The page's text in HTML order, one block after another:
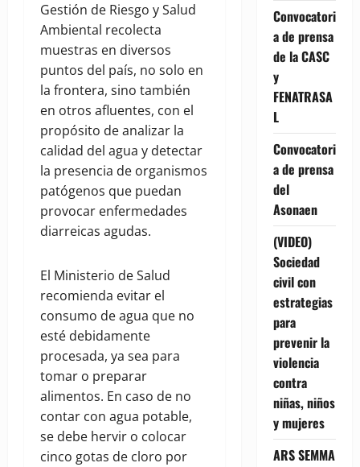
Gestión de Riesgo y Salud
Ambiental recolecta
muestras en diversos
puntos del país, no solo en
la frontera, sino también
en otros afluentes, con el
propósito de analizar la
calidad del agua y detectar
la presencia de organismos
patógenos que puedan
provocar enfermedades
diarreicas agudas.
El Ministerio de Salud
recomienda evitar el
consumo de agua que no
esté debidamente
procesada, ya sea para
tomar o preparar
alimentos. En caso de no
contar con agua potable,
se debe hervir o colocar
cinco gotas de cloro por
Convocatori
a de prensa
de la CASC
y
FENATRASA
L
Convocatori
a de prensa
del
Asonaen
(VIDEO)
Sociedad
civil con
estrategias
para
prevenir la
violencia
contra
niñas, niños
y mujeres
ARS SEMMA